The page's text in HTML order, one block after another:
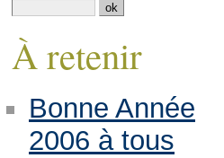
À retenir
Bonne Année
2006 à tous